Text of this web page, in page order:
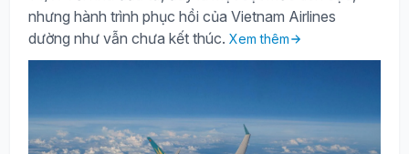
nhưng hành trình phục hồi của Vietnam Airlines
dường như vẫn chưa kết thúc. Xem thêm